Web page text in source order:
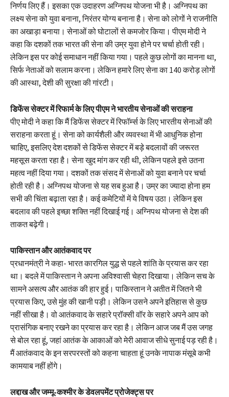
निर्णय लिए हैं। इसका एक उदाहरण अग्निपथ योजना भी है। अग्निपथ का
लक्ष्य सेना को युवा बनाना, निरंतर योग्य बनाना है। सेना को लोगों ने राजनीति
का अखाड़ा बनाया। सेनाओं को घोटालों से कमजोर किया। पीएम मोदी ने
कहा कि दशकों तक भारत की सेना की उम्र युवा होने पर चर्चा होती रही।
लेकिन इस पर कोई समाधान नहीं किया गया। पहले कुछ लोगों का मानना था,
सिर्फ नेताओं को सलाम करना। लेकिन हमारे लिए सेना का 140 करोड़ लोगों
की आस्था, देशी की सुरक्षा की गांरटी।
डिफेंस सेक्टर में रिफार्म के लिए पीएम ने भारतीय सेनाओं की सराहना
पीए मोदी ने कहा कि मैं डिफेंस सेक्टर में रिफॉर्म्स के लिए भारतीय सेनाओं की
सराहना करता हूं। सेना को कार्यशैली और व्यवस्था में भी आधुनिक होना
चाहिए, इसलिए देश दशकों से डिफेंस सेक्टर में बड़े बदलावों की जरूरत
महसूस करता रहा है। सेना खुद मांग कर रही थी, लेकिन पहले इसे उतना
महत्व नहीं दिया गया। दशकों तक संसद में सेनाओं को युवा बनाने पर चर्चा
होती रही है। अग्निपथ योजना से यह सब हुआ है। उम्र का ज्यादा होना हम
सभी की चिंता बढ़ाता रहा है। कई कमेटियों में ये विषय उठा। लेकिन इस
बदलाव की पहले इच्छा शक्ति नहीं दिखाई गई। अग्निपथ योजना से देश की
ताकत बढ़ेगी।
पाकिस्तान और आतंकवाद पर
प्रधानमंत्री ने कहा- भारत कारगिल युद्ध से पहले शांति के प्रयास कर रहा
था। बदले में पाकिस्तान ने अपना अविश्वासी चेहरा दिखाया। लेकिन सच के
सामने असत्य और आतंक की हार हुई। पाकिस्तान ने अतीत में जितने भी
प्रयास किए, उसे मुंह की खानी पड़ी। लेकिन उसने अपने इतिहास से कुछ
नहीं सीखा है। वो आतंकवाद के सहारे प्रॉक्सी वॉर के सहारे अपने आप को
प्रासंगिक बनाए रखने का प्रयास कर रहा है। लेकिन आज जब मैं उस जगह
से बोल रहा हूं, जहां आतंक के आकाओं को मेरी आवाज सीधे सुनाई पड़ रही है।
मैं आतंकवाद के इन सरपरस्तों को कहना चाहता हूं उनके नापाक मंसूबे कभी
कामयाब नहीं होंगे।
लद्दाख और जम्मू-कश्मीर के डेवलपमेंट प्रोजेक्ट्स पर